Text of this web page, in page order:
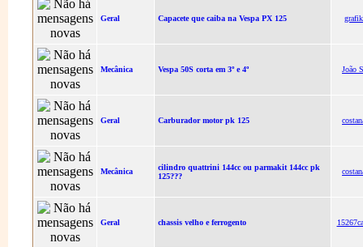
Geral Capacete que caiba na Vespa PX 125
Mecânica Vespa 50S corta em 3º e 4º João
Geral Carburador motor pk 125
Mecânica
cilindro quattrini 144cc ou parmakit 144cc pk
125???
Geral chassis velho e ferrogento